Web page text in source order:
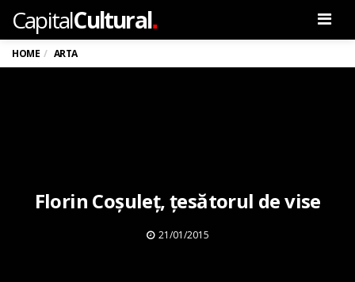
CapitalCultural.
HOME ARTA
Florin Coşuleţ, ţesătorul de vise
21/01/2015